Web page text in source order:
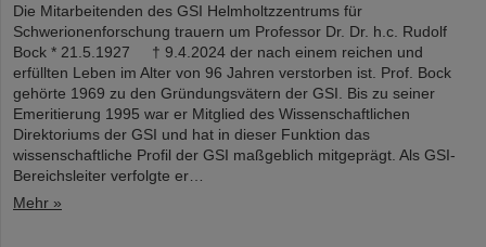
Die Mitarbeitenden des GSI Helmholtzzentrums für
Schwerionenforschung trauern um Professor Dr. Dr. h.c. Rudolf
Bock * 21.5.1927 † 9.4.2024 der nach einem reichen und
erfüllten Leben im Alter von 96 Jahren verstorben ist. Prof. Bock
gehörte 1969 zu den Gründungsvätern der GSI. Bis zu seiner
Emeritierung 1995 war er Mitglied des Wissenschaftlichen
Direktoriums der GSI und hat in dieser Funktion das
wissenschaftliche Profil der GSI maßgeblich mitgeprägt. Als GSI-
Bereichsleiter verfolgte er…
Mehr »